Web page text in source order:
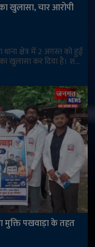
खुलासा, चार आरोपी
क्षेत्र में 2 अगस्त को हुई
खुलासा कर दिया है। श...
पखवाड़ा के तहत